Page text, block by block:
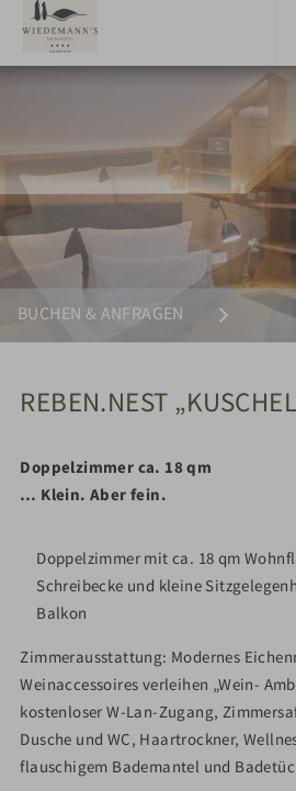
BUCHEN & ANFRAGEN Suchen
REBEN.NEST
Doppelzimmer ca. 18 qm
… Klein. Aber fein.
Doppelzimmer mit ca. 18 qm
Schreibecke und kleine
Balkon
Zimmerausstattung: Modernes
Weinaccessoires verleihen „Wein-
kostenloser W-Lan-Zugang,
Dusche und WC, Haartrockner,
flauschigem Bademantel und